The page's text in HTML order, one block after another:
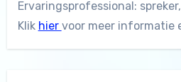
Ervaringsprofessional:
Klik hier voor meer informatie